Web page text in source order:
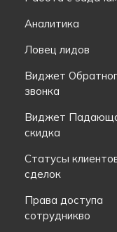
Аналитика
Ловец лидов
Виджет
звонка
Виджет
скидка
Статусы
сделок
Права доступа
сотрудникво